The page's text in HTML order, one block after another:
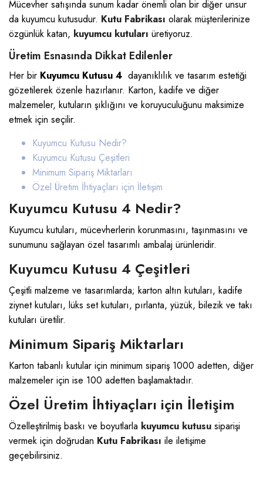
Mücevher satışında sunum kadar önemli olan bir diğer unsur
da kuyumcu kutusudur. Kutu Fabrikası olarak müşterilerinize
özgünlük katan, kuyumcu kutuları üretiyoruz.
Üretim Esnasında Dikkat Edilenler
Her bir Kuyumcu Kutusu 4 dayanıklılık ve tasarım estetiği
gözetilerek özenle hazırlanır. Karton, kadife ve diğer
malzemeler, kutuların şıklığını ve koruyuculuğunu maksimize
etmek için seçilir.
Kuyumcu Kutusu Nedir?
Kuyumcu Kutusu Çeşitleri
Minimum Sipariş Miktarları
Özel Üretim İhtiyaçları için İletişim
Kuyumcu Kutusu 4 Nedir?
Kuyumcu kutuları, mücevherlerin korunmasını, taşınmasını ve
sunumunu sağlayan özel tasarımlı ambalaj ürünleridir.
Kuyumcu Kutusu 4 Çeşitleri
Çeşitli malzeme ve tasarımlarda; karton altın kutuları, kadife
ziynet kutuları, lüks set kutuları, pırlanta, yüzük, bilezik ve takı
kutuları üretilir.
Minimum Sipariş Miktarları
Karton tabanlı kutular için minimum sipariş 1000 adetten, diğer
malzemeler için ise 100 adetten başlamaktadır.
Özel Üretim İhtiyaçları için İletişim
Özelleştirilmiş baskı ve boyutlarla kuyumcu kutusu siparişi
vermek için doğrudan Kutu Fabrikası ile iletişime
geçebilirsiniz.